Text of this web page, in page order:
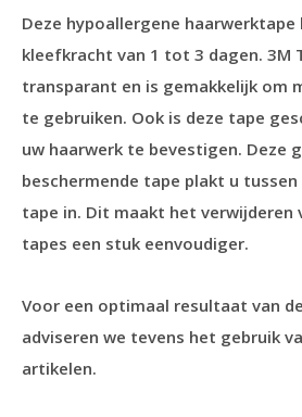
Deze hypoallergene
kleefkracht van 1 tot 3 dagen. 3M
transparant en is gemakkelijk om
te gebruiken. Ook is deze tape
uw haarwerk te bevestigen. Deze
beschermende tape plakt u
tape in. Dit maakt het verwijderen
tapes een stuk eenvoudiger.
Voor een optimaal resultaat van
adviseren we tevens het gebruik
artikelen.